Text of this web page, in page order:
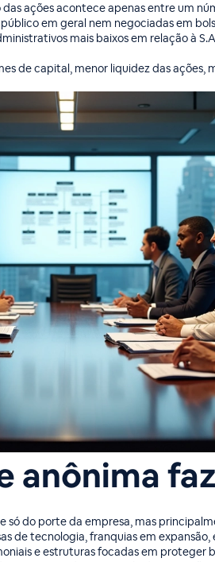
ações acontece apenas entre um
em geral nem negociadas em
mais baixos em relação à
de capital, menor liquidez das ações,
anônima
do porte da empresa, mas
de tecnologia, franquias em expansão,
e estruturas focadas em proteger